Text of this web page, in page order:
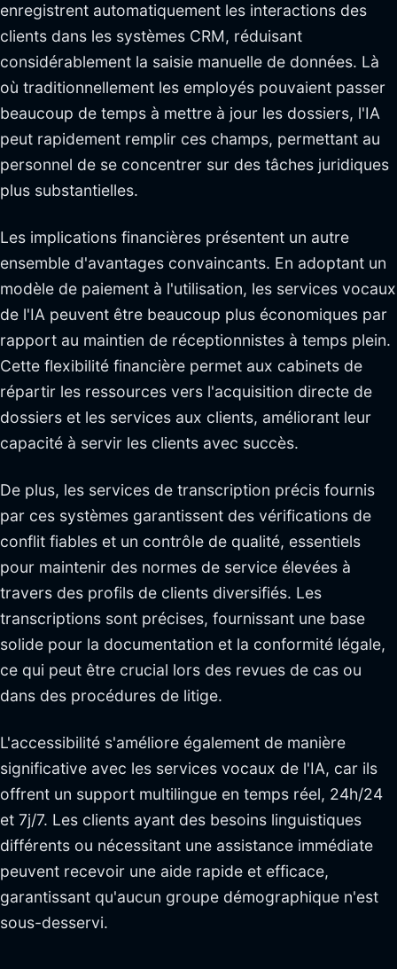
enregistrent automatiquement les interactions des
clients dans les systèmes CRM, réduisant
considérablement la saisie manuelle de données. Là
où traditionnellement les employés pouvaient passer
beaucoup de temps à mettre à jour les dossiers, l'IA
peut rapidement remplir ces champs, permettant au
personnel de se concentrer sur des tâches juridiques
plus substantielles.
Les implications financières présentent un autre
ensemble d'avantages convaincants. En adoptant un
modèle de paiement à l'utilisation, les services vocaux
de l'IA peuvent être beaucoup plus économiques par
rapport au maintien de réceptionnistes à temps plein.
Cette flexibilité financière permet aux cabinets de
répartir les ressources vers l'acquisition directe de
dossiers et les services aux clients, améliorant leur
capacité à servir les clients avec succès.
De plus, les services de transcription précis fournis
par ces systèmes garantissent des vérifications de
conflit fiables et un contrôle de qualité, essentiels
pour maintenir des normes de service élevées à
travers des profils de clients diversifiés. Les
transcriptions sont précises, fournissant une base
solide pour la documentation et la conformité légale,
ce qui peut être crucial lors des revues de cas ou
dans des procédures de litige.
L'accessibilité s'améliore également de manière
significative avec les services vocaux de l'IA, car ils
offrent un support multilingue en temps réel, 24h/24
et 7j/7. Les clients ayant des besoins linguistiques
différents ou nécessitant une assistance immédiate
peuvent recevoir une aide rapide et efficace,
garantissant qu'aucun groupe démographique n'est
sous-desservi.